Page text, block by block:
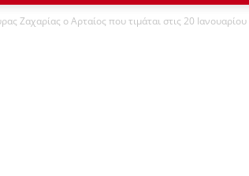
Ζαχαρίας ο Αρταίος που τιμάται στις 20 Ιανουαρίου